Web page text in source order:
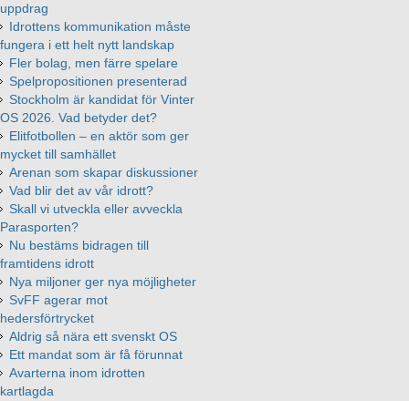
uppdrag
Idrottens kommunikation måste
fungera i ett helt nytt landskap
Fler bolag, men färre spelare
Spelpropositionen presenterad
Stockholm är kandidat för Vinter
OS 2026. Vad betyder det?
Elitfotbollen – en aktör som ger
mycket till samhället
Arenan som skapar diskussioner
Vad blir det av vår idrott?
Skall vi utveckla eller avveckla
Parasporten?
Nu bestäms bidragen till
framtidens idrott
Nya miljoner ger nya möjligheter
SvFF agerar mot
hedersförtrycket
Aldrig så nära ett svenskt OS
Ett mandat som är få förunnat
Avarterna inom idrotten
kartlagda